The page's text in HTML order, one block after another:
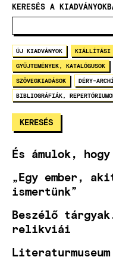
KERESÉS A
ÚJ KIADVÁNYOK KIÁLLÍTÁSI
GYŰJTEMÉNYEK, KATALÓGUSOK
SZÖVEGKIADÁSOK DÉRY-
BIBLIOGRÁFIÁK,
És ámulok,
„Egy ember,
ismertünk”
Beszélő
relikviái